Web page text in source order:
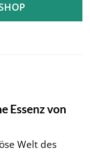
Essenz von
Welt des